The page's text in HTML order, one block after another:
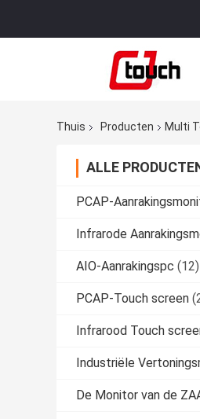
Thuis Producten Multi
ALLE
PCAP-
Infrarode
AIO-Aanrakingspc (12)
PCAP-Touch screen
Infrarood Touch
Industriële
De Monitor van de